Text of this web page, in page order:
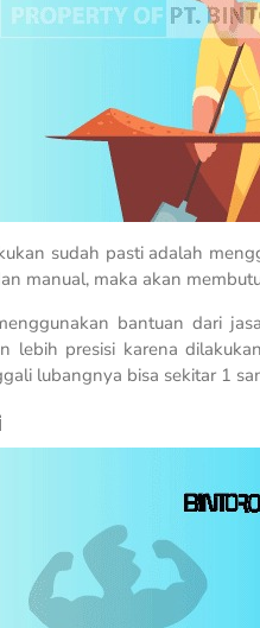
sudah pasti adalah
manual, maka akan
bantuan dari
lebih presisi karena
lubangnya bisa sekitar 1